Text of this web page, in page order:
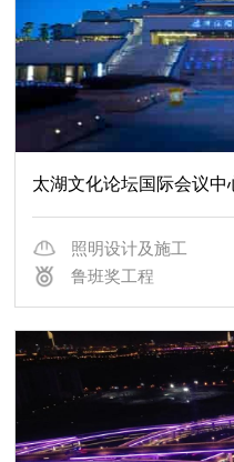
太湖文化论坛国际会议中
照明设计及施工
鲁班奖工程